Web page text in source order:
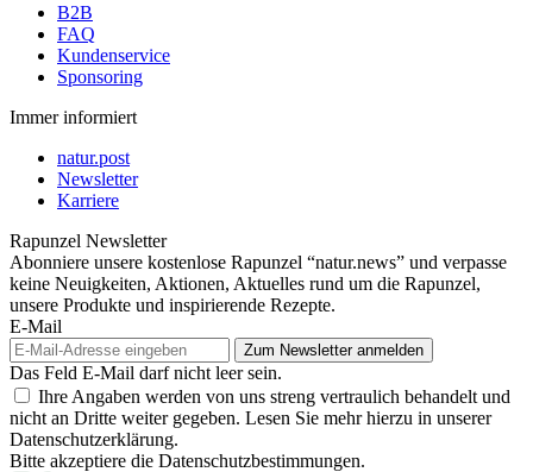
B2B
FAQ
Kundenservice
Sponsoring
Immer informiert
natur.post
Newsletter
Karriere
Rapunzel Newsletter
Abonniere unsere kostenlose Rapunzel “natur.news” und verpasse
keine Neuigkeiten, Aktionen, Aktuelles rund um die Rapunzel,
unsere Produkte und inspirierende Rezepte.
E-Mail
Das Feld E-Mail darf nicht leer sein.
Ihre Angaben werden von uns streng vertraulich behandelt und
nicht an Dritte weiter gegeben. Lesen Sie mehr hierzu in unserer
Datenschutzerklärung.
Bitte akzeptiere die Datenschutzbestimmungen.